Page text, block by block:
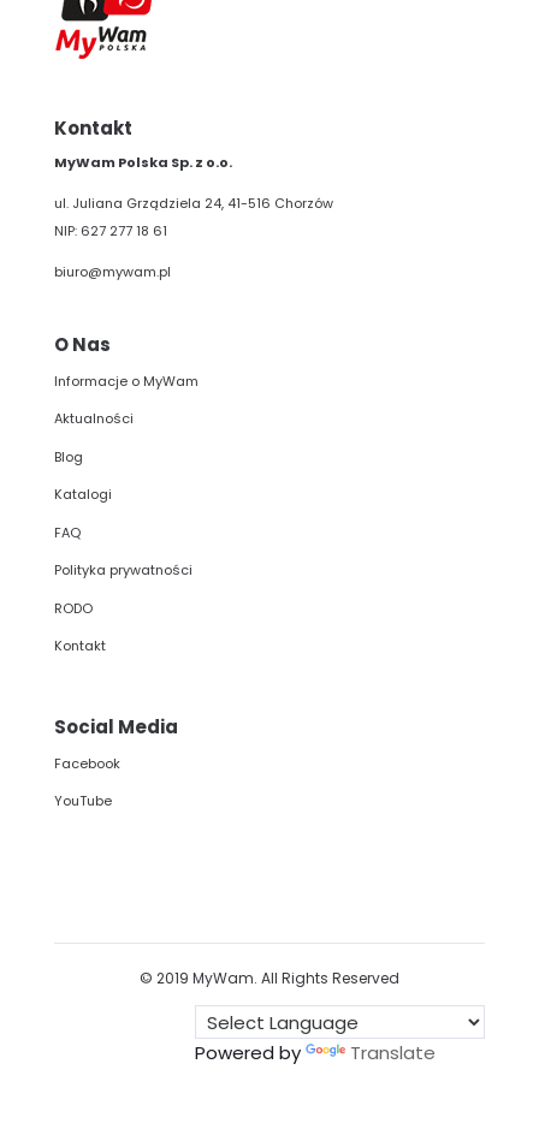
Kontakt
MyWam Polska Sp. z o.o.
ul. Juliana Grządziela 24, 41-516 Chorzów
NIP: 627 277 18 61
biuro@mywam.pl
O Nas
Informacje o MyWam
Aktualności
Blog
Katalogi
FAQ
Polityka prywatności
RODO
Kontakt
Social Media
Facebook
YouTube
© 2019 MyWam. All Rights Reserved
Powered by Translate